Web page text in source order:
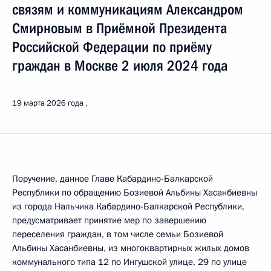
связям и коммуникациям Александром
Смирновым в Приёмной Президента
Российской Федерации по приёму
граждан в Москве 2 июля 2024 года
19 марта 2026 года
Поручение, данное Главе Кабардино-Балкарской
Республики по обращению Бозиевой Альбины Хасанбиевны
из города Нальчика Кабардино-Балкарской Республики,
предусматривает принятие мер по завершению
переселения граждан, в том числе семьи Бозиевой
Альбины Хасанбиевны, из многоквартирных жилых домов
коммунального типа 12 по Ингушской улице, 29 по улице